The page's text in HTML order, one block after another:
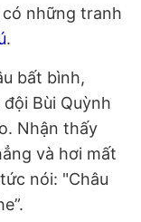
có những tranh
.
bất bình,
Bùi Quỳnh
Nhận thấy
và hơi mất
nói: "Châu